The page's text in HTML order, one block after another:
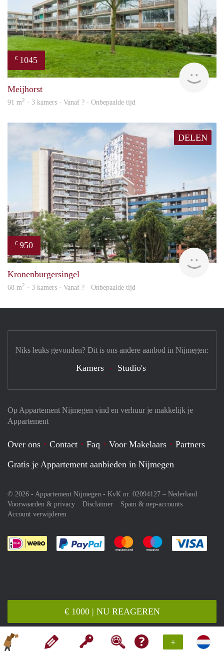
+
€ 1000 | NU REAGEREN
€ 1045
Meijhorst
91 m2 · 3 kamers · Vanaf ? - Onbepaalde tijd
DELEN
€ 950
rent
Kronenburgersingel
68 m2 · 3 kamers · Vanaf ? - Onbepaalde tijd
Op Appartement Nijmegen vind en verhuur je makkelijk je
Appartement
Over ons Contact Faq Voor Makelaars
Partners
Gratis je Appartement aanbieden in Nijmegen
© 2026 - Appartement Nijmegen - KvK nr. 02094127 – Nederland
Voorwaarden & privacy
Disclaimer
Spam & nep-accounts
Account verwijderen
Je rekent gemakkelijk af met Paypal
Je rekent gemakkelijk af met
Je rekent
Niks leuks gevonden? Dit is ons andere aanbod in Nijmegen:
Kamers Studio's